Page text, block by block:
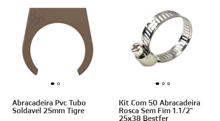
Abracadeira Pvc Tubo
Soldavel 25mm Tigre
Kit Com 50 Abracadeira
Rosca Sem Fim 1.1/2"
25x38 Bestfer